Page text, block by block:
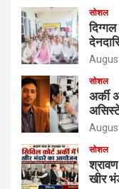
सोशल
सोशल
अर्की
सोशल
खीर